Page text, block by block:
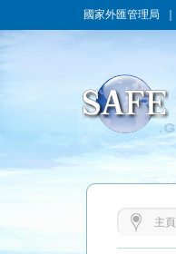
國家外匯管理局
主頁